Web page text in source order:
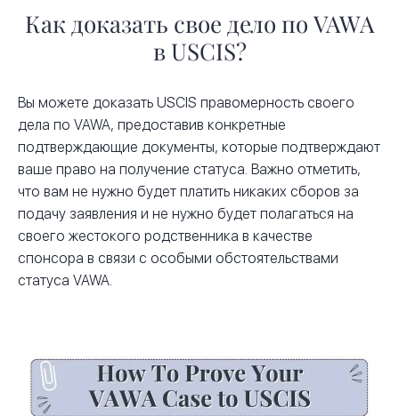
Как доказать свое дело по VAWA
в USCIS?
Вы можете доказать USCIS правомерность своего
дела по VAWA, предоставив конкретные
подтверждающие документы, которые подтверждают
ваше право на получение статуса. Важно отметить,
что вам не нужно будет платить никаких сборов за
подачу заявления и не нужно будет полагаться на
своего жестокого родственника в качестве
спонсора в связи с особыми обстоятельствами
статуса VAWA.